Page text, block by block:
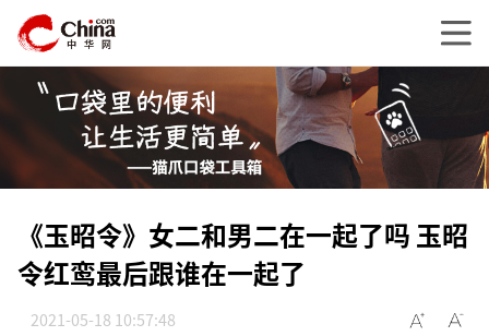
《玉昭令》女二和男二在一起了吗 玉昭
令红鸾最后跟谁在一起了
2021-05-18 10:57:48